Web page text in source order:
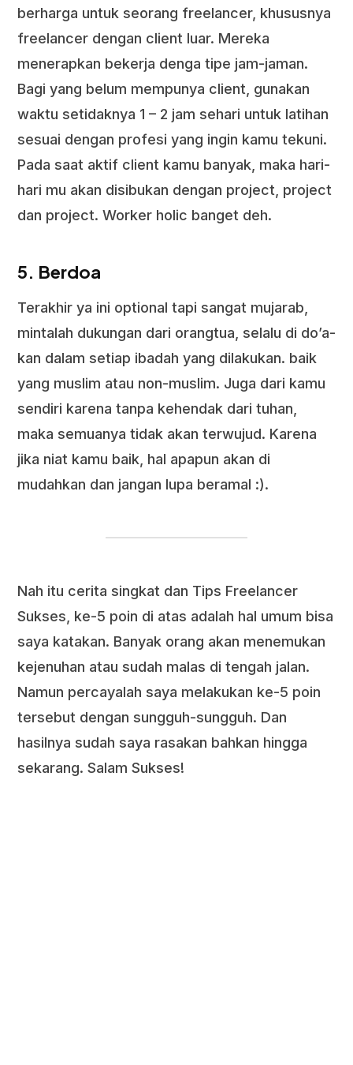
berharga untuk seorang freelancer, khususnya
freelancer dengan client luar. Mereka
menerapkan bekerja denga tipe jam-jaman.
Bagi yang belum mempunya client, gunakan
waktu setidaknya 1 – 2 jam sehari untuk latihan
sesuai dengan profesi yang ingin kamu tekuni.
Pada saat aktif client kamu banyak, maka hari-
hari mu akan disibukan dengan project, project
dan project. Worker holic banget deh.
5. Berdoa
Terakhir ya ini optional tapi sangat mujarab,
mintalah dukungan dari orangtua, selalu di do’a-
kan dalam setiap ibadah yang dilakukan. baik
yang muslim atau non-muslim. Juga dari kamu
sendiri karena tanpa kehendak dari tuhan,
maka semuanya tidak akan terwujud. Karena
jika niat kamu baik, hal apapun akan di
mudahkan dan jangan lupa beramal :).
Nah itu cerita singkat dan Tips Freelancer
Sukses, ke-5 poin di atas adalah hal umum bisa
saya katakan. Banyak orang akan menemukan
kejenuhan atau sudah malas di tengah jalan.
Namun percayalah saya melakukan ke-5 poin
tersebut dengan sungguh-sungguh. Dan
hasilnya sudah saya rasakan bahkan hingga
sekarang. Salam Sukses!